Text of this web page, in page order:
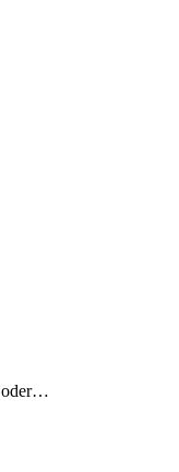
oder…